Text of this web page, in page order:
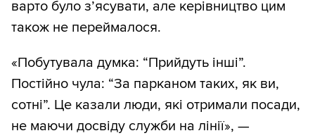
варто було з’ясувати, але керівництво цим
також не переймалося.
«Побутувала думка: “Прийдуть інші”.
Постійно чула: “За парканом таких, як ви,
сотні”. Це казали люди, які отримали посади,
не маючи досвіду служби на лінії», —